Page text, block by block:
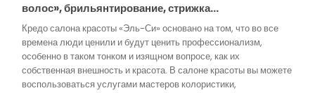
волос», брильянтирование, стрижка…
Кредо салона красоты «Эль-Си» основано на том, что во все
времена люди ценили и будут ценить профессионализм,
особенно в таком тонком и изящном вопросе, как их
собственная внешность и красота. В салоне красоты вы можете
воспользоваться услугами мастеров колористики,